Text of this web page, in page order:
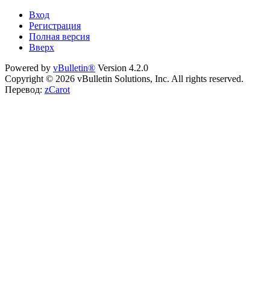
Вход
Регистрация
Полная версия
Вверх
Powered by vBulletin® Version 4.2.0
Copyright © 2026 vBulletin Solutions, Inc. All rights reserved.
Перевод: zCarot